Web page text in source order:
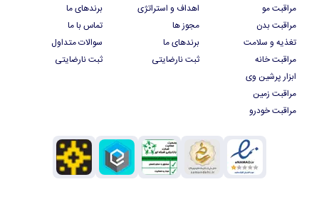
مراقبت مو
مراقبت بدن
تغذیه و سلامت
مراقبت خانه
ابزار پرشین وی
مراقبت زمین
مراقبت خودرو
اهداف و استراتژی
مجوز ها
برندهای ما
ثبت نارضایتی
برندهای ما
تماس با ما
سوالات متداول
ثبت نارضایتی